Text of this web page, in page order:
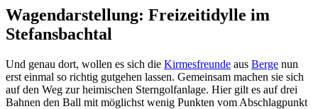
Wagendarstellung: Freizeitidylle im
Stefansbachtal
Und genau dort, wollen es sich die Kirmesfreunde aus Berge nun
erst einmal so richtig gutgehen lassen. Gemeinsam machen sie sich
auf den Weg zur heimischen Sterngolfanlage. Hier gilt es auf drei
Bahnen den Ball mit möglichst wenig Punkten vom Abschlagpunkt